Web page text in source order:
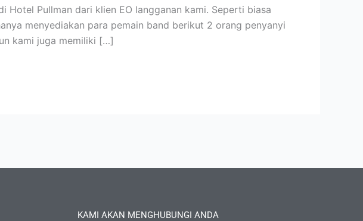
Hotel Pullman dari klien EO langganan kami. Seperti biasa
menyediakan para pemain band berikut 2 orang penyanyi
kami juga memiliki […]
KAMI AKAN MENGHUBUNGI ANDA